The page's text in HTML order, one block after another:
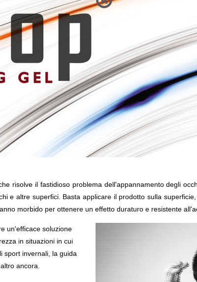
risolve il fastidioso problema dell'appannamento degli
e altre superfici. Basta applicare il prodotto sulla
morbido per ottenere un effetto duraturo e resistente
un'efficace soluzione
in situazioni in cui
sport invernali, la guida
ancora.